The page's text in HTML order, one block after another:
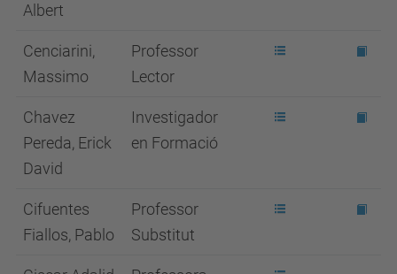
Albert
Cenciarini,
Massimo
Professor
Lector
Chavez
Pereda, Erick
David
Investigador
en Formació
Cifuentes
Fiallos, Pablo
Professor
Substitut